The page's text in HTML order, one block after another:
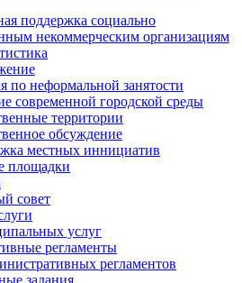
поддержка социально
некоммерческим организациям
по неформальной занятости
современной городской среды
территории
обсуждение
местных иннициатив
площадки
совет
услуг
регламенты
регламентов
задания